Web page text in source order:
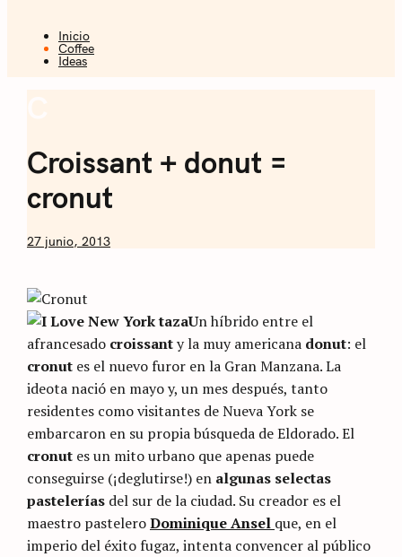
Café
Coffee + Ideas
Inicio
Coffee
Ideas
Croissant + donut =
cronut
by
27 junio, 2013
Un híbrido entre el
afrancesado croissanty la muy americana donut: el
cronut es el nuevo furor en la Gran Manzana. La
ideota nació en mayo y, un mes después, tanto
residentes como visitantes de Nueva York se
embarcaron en su propia búsqueda de Eldorado. El
cronut es un mito urbano que apenas puede
conseguirse (¡deglutirse!) en algunas selectas
pastelerías del sur de la ciudad. Su creador es el
maestro pasteleroDominique Ansel que, en el
imperio del éxito fugaz, intenta convencer al público